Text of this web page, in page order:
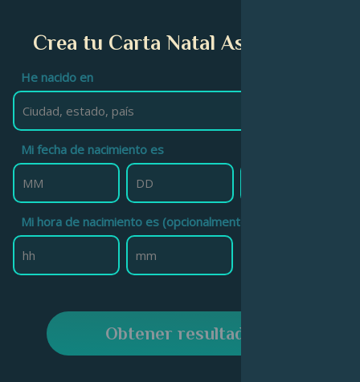
Crea tu Carta Natal Astrológica
He nacido en
Mi fecha de nacimiento es
Mi hora de nacimiento es (opcionalmente)
Obtener resultado